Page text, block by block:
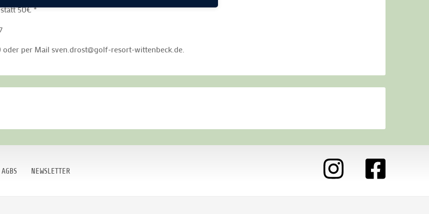
50€ *
per Mail sven.drost@golf-resort-wittenbeck.de.
AGBS NEWSLETTER